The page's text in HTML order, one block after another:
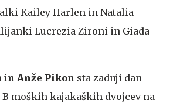
Kailey Harlen in Natalia
Lucrezia Zironi in Giada
in Anže Pikon sta zadnji dan
moških kajakaških dvojcev na